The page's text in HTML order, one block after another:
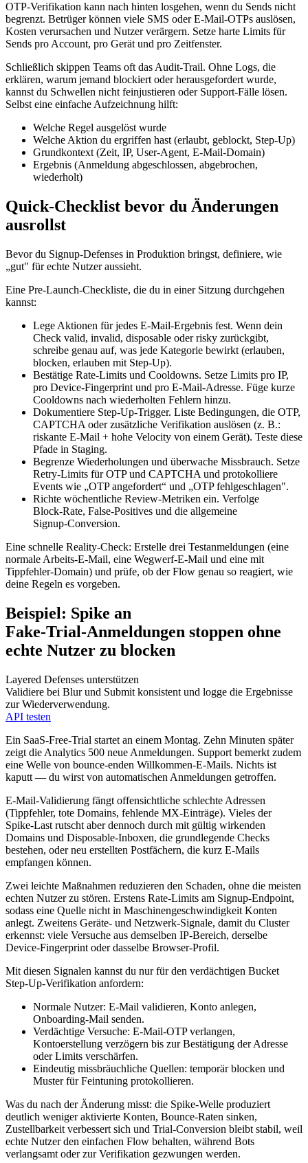
OTP‑Verifikation kann nach hinten losgehen, wenn du Sends nicht
begrenzt. Betrüger können viele SMS oder E‑Mail‑OTPs auslösen,
Kosten verursachen und Nutzer verärgern. Setze harte Limits für
Sends pro Account, pro Gerät und pro Zeitfenster.
Schließlich skippen Teams oft das Audit‑Trail. Ohne Logs, die
erklären, warum jemand blockiert oder herausgefordert wurde,
kannst du Schwellen nicht feinjustieren oder Support‑Fälle lösen.
Selbst eine einfache Aufzeichnung hilft:
Welche Regel ausgelöst wurde
Welche Aktion du ergriffen hast (erlaubt, geblockt, Step‑Up)
Grundkontext (Zeit, IP, User‑Agent, E‑Mail‑Domain)
Ergebnis (Anmeldung abgeschlossen, abgebrochen,
wiederholt)
Quick‑Checklist bevor du Änderungen
ausrollst
Bevor du Signup‑Defenses in Produktion bringst, definiere, wie
„gut" für echte Nutzer aussieht.
Eine Pre‑Launch‑Checkliste, die du in einer Sitzung durchgehen
kannst:
Lege Aktionen für jedes E‑Mail‑Ergebnis fest. Wenn dein
Check valid, invalid, disposable oder risky zurückgibt,
schreibe genau auf, was jede Kategorie bewirkt (erlauben,
blocken, erlauben mit Step‑Up).
Bestätige Rate‑Limits und Cooldowns. Setze Limits pro IP,
pro Device‑Fingerprint und pro E‑Mail‑Adresse. Füge kurze
Cooldowns nach wiederholten Fehlern hinzu.
Dokumentiere Step‑Up‑Trigger. Liste Bedingungen, die OTP,
CAPTCHA oder zusätzliche Verifikation auslösen (z. B.:
riskante E‑Mail + hohe Velocity von einem Gerät). Teste diese
Pfade in Staging.
Begrenze Wiederholungen und überwache Missbrauch. Setze
Retry‑Limits für OTP und CAPTCHA und protokolliere
Events wie „OTP angefordert“ und „OTP fehlgeschlagen".
Richte wöchentliche Review‑Metriken ein. Verfolge
Block‑Rate, False‑Positives und die allgemeine
Signup‑Conversion.
Eine schnelle Reality‑Check: Erstelle drei Testanmeldungen (eine
normale Arbeits‑E‑Mail, eine Wegwerf‑E‑Mail und eine mit
Tippfehler‑Domain) und prüfe, ob der Flow genau so reagiert, wie
deine Regeln es vorgeben.
Beispiel: Spike an
Fake‑Trial‑Anmeldungen stoppen ohne
echte Nutzer zu blocken
Layered Defenses unterstützen
Validiere bei Blur und Submit konsistent und logge die Ergebnisse
zur Wiederverwendung.
API testen
Ein SaaS‑Free‑Trial startet an einem Montag. Zehn Minuten später
zeigt die Analytics 500 neue Anmeldungen. Support bemerkt zudem
eine Welle von bounce‑enden Willkommen‑E‑Mails. Nichts ist
kaputt — du wirst von automatischen Anmeldungen getroffen.
E‑Mail‑Validierung fängt offensichtliche schlechte Adressen
(Tippfehler, tote Domains, fehlende MX‑Einträge). Vieles der
Spike‑Last rutscht aber dennoch durch mit gültig wirkenden
Domains und Disposable‑Inboxen, die grundlegende Checks
bestehen, oder neu erstellten Postfächern, die kurz E‑Mails
empfangen können.
Zwei leichte Maßnahmen reduzieren den Schaden, ohne die meisten
echten Nutzer zu stören. Erstens Rate‑Limits am Signup‑Endpoint,
sodass eine Quelle nicht in Maschinengeschwindigkeit Konten
anlegt. Zweitens Geräte‑ und Netzwerk‑Signale, damit du Cluster
erkennst: viele Versuche aus demselben IP‑Bereich, derselbe
Device‑Fingerprint oder dasselbe Browser‑Profil.
Mit diesen Signalen kannst du nur für den verdächtigen Bucket
Step‑Up‑Verifikation anfordern:
Normale Nutzer: E‑Mail validieren, Konto anlegen,
Onboarding‑Mail senden.
Verdächtige Versuche: E‑Mail‑OTP verlangen,
Kontoerstellung verzögern bis zur Bestätigung der Adresse
oder Limits verschärfen.
Eindeutig missbräuchliche Quellen: temporär blocken und
Muster für Feintuning protokollieren.
Was du nach der Änderung misst: die Spike‑Welle produziert
deutlich weniger aktivierte Konten, Bounce‑Raten sinken,
Zustellbarkeit verbessert sich und Trial‑Conversion bleibt stabil, weil
echte Nutzer den einfachen Flow behalten, während Bots
verlangsamt oder zur Verifikation gezwungen werden.